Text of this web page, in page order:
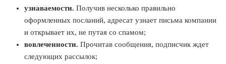
узнаваемости. Получив несколько правильно
оформленных посланий, адресат узнает письма компании
и открывает их, не путая со спамом;
вовлеченности. Прочитав сообщения, подписчик ждет
следующих рассылок;